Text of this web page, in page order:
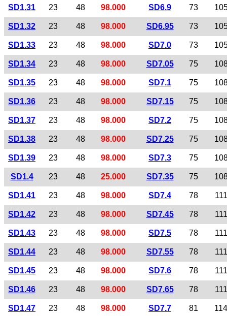
SD1.31 23 48 98.000 SD6.9 73
SD1.32 23 48 98.000 SD6.95 73
SD1.33 23 48 98.000 SD7.0 73
SD1.34 23 48 98.000 SD7.05 75
SD1.35 23 48 98.000 SD7.1 75
SD1.36 23 48 98.000 SD7.15 75
SD1.37 23 48 98.000 SD7.2 75
SD1.38 23 48 98.000 SD7.25 75
SD1.39 23 48 98.000 SD7.3 75
SD1.4 23 48 25.000 SD7.35 75
SD1.41 23 48 98.000 SD7.4 78 111
SD1.42 23 48 98.000 SD7.45 78 111
SD1.43 23 48 98.000 SD7.5 78 111
SD1.44 23 48 98.000 SD7.55 78 111
SD1.45 23 48 98.000 SD7.6 78 111
SD1.46 23 48 98.000 SD7.65 78 111
SD1.47 23 48 98.000 SD7.7 81 114